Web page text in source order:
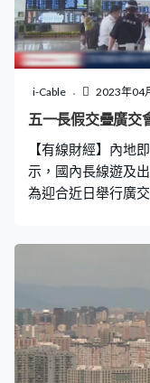
i-Cable 2023年04
【有線財經】內地
示，國內長線遊及
為迎合近日舉行廣
一步推動澳門不同